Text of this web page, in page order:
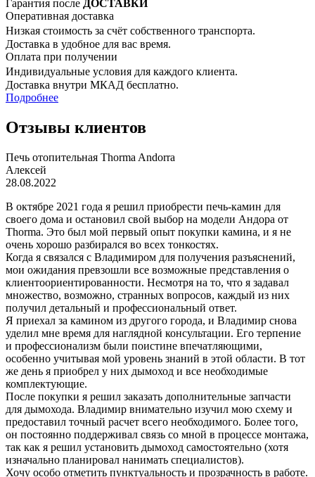
Гарантия после ДОСТАВКИ
Оперативная доставка
Низкая стоимость за счёт собственного транспорта.
Доставка в удобное для вас время.
Оплата при получении
Индивидуальные условия для каждого клиента.
Доставка внутри МКАД бесплатно.
Подробнее
Отзывы клиентов
Печь отопительная Thorma Andorra
Алексей
28.08.2022
В октябре 2021 года я решил приобрести печь-камин для
своего дома и остановил свой выбор на модели Андора от
Thorma. Это был мой первый опыт покупки камина, и я не
очень хорошо разбирался во всех тонкостях.
Когда я связался с Владимиром для получения разъяснений,
мои ожидания превзошли все возможные представления о
клиентоориентированности. Несмотря на то, что я задавал
множество, возможно, странных вопросов, каждый из них
получил детальный и профессиональный ответ.
Я приехал за камином из другого города, и Владимир снова
уделил мне время для наглядной консультации. Его терпение
и профессионализм были поистине впечатляющими,
особенно учитывая мой уровень знаний в этой области. В тот
же день я приобрел у них дымоход и все необходимые
комплектующие.
После покупки я решил заказать дополнительные запчасти
для дымохода. Владимир внимательно изучил мою схему и
предоставил точный расчет всего необходимого. Более того,
он постоянно поддерживал связь со мной в процессе монтажа,
так как я решил установить дымоход самостоятельно (хотя
изначально планировал нанимать специалистов).
Хочу особо отметить пунктуальность и прозрачность в работе.